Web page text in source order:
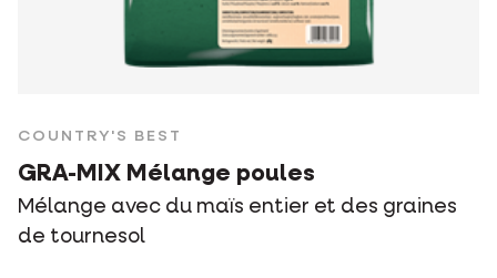
COUNTRY'S BEST
GRA-MIX Mélange poules
Mélange avec du maïs entier et des graines
de tournesol